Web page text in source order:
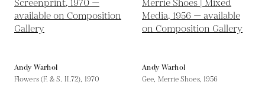
Andy Warhol
Flowers (F. & S. II.72), 1970
Andy Warhol
Gee, Merrie Shoes, 1956